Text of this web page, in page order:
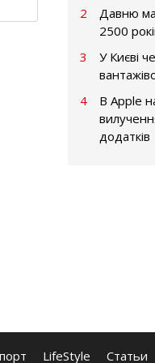
2
Давню
2500
3
У Києві
4
В Apple
додатків
LifeStyle Статьи